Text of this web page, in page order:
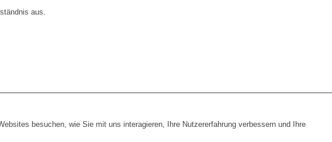
aus.
besuchen, wie Sie mit uns interagieren, Ihre Nutzererfahrung verbessern und Ihre